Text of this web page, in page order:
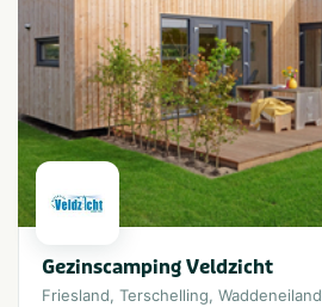
Gezinscamping Veldzicht
Friesland, Terschelling, Waddeneiland